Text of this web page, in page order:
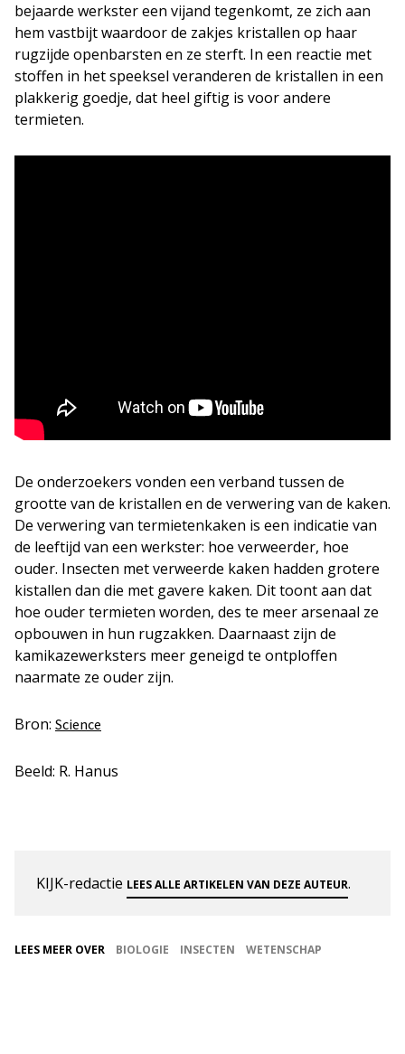
bejaarde werkster een vijand tegenkomt, ze zich aan
hem vastbijt waardoor de zakjes kristallen op haar
rugzijde openbarsten en ze sterft. In een reactie met
stoffen in het speeksel veranderen de kristallen in een
plakkerig goedje, dat heel giftig is voor andere
termieten.
De onderzoekers vonden een verband tussen de
grootte van de kristallen en de verwering van de kaken.
De verwering van termietenkaken is een indicatie van
de leeftijd van een werkster: hoe verweerder, hoe
ouder. Insecten met verweerde kaken hadden grotere
kistallen dan die met gavere kaken. Dit toont aan dat
hoe ouder termieten worden, des te meer arsenaal ze
opbouwen in hun rugzakken. Daarnaast zijn de
kamikazewerksters meer geneigd te ontploffen
naarmate ze ouder zijn.
Bron: Science
Beeld: R. Hanus
KIJK-redactie LEES ALLE ARTIKELEN VAN DEZE AUTEUR.
LEES MEER OVER BIOLOGIE INSECTEN WETENSCHAP